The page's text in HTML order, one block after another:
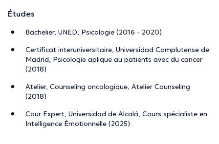
Études
Bachelier, UNED, Psicologie (2016 - 2020)
Certificat interuniversitaire, Universidad Complutense de
Madrid, Psicologie aplique au patients avec du cancer
(2018)
Atelier, Counseling oncologique, Atelier Counseling
(2018)
Cour Expert, Universidad de Alcalá, Cours spécialiste en
Intelligence Émotionnelle (2025)